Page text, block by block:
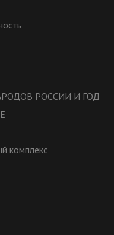
РОССИИ И ГОД
комплекс